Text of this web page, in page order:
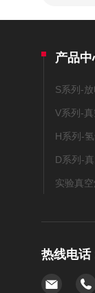
产品中
V系列-
H系列-
D系列-
实验真空
热线电话